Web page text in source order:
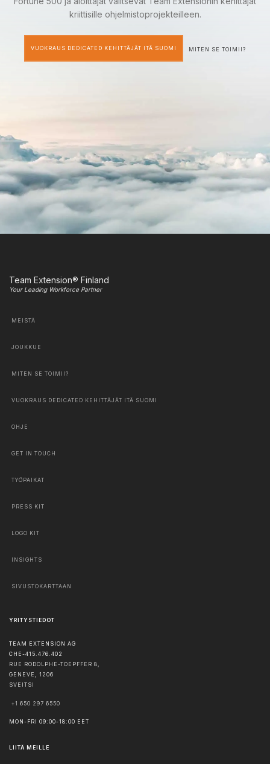
kriittisille ohjelmistoprojekteilleen.
VUOKRAUS DEDICATED KEHITTÄJÄT ITÄ SUOMI MITEN SE TOIMII?
Team Extension® Finland
Your Leading Workforce Partner
MEISTÄ
JOUKKUE
MITEN SE TOIMII?
VUOKRAUS DEDICATED KEHITTÄJÄT ITÄ SUOMI
OHJE
GET IN TOUCH
TYÖPAIKAT
PRESS KIT
LOGO KIT
INSIGHTS
SIVUSTOKARTTAAN
YRITYSTIEDOT
TEAM EXTENSION AG
CHE-415.476.402
RUE RODOLPHE-TOEPFFER 8,
GENEVE , 1206
SVEITSI
+1 650 297 6550
MON-FRI 09:00-18:00 EET
LIITÄ MEILLE